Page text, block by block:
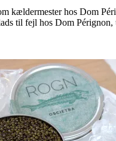
kældermester hos Dom
til fejl hos Dom